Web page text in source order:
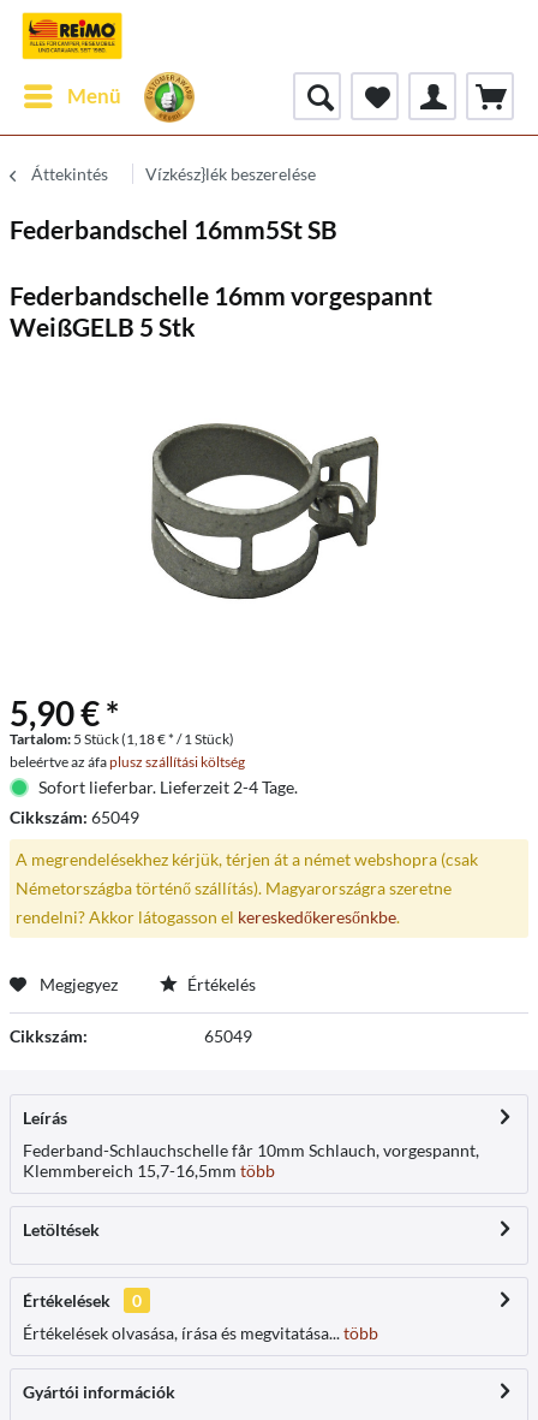
Menü
Áttekintés Vízkész}lék beszerelése
Federbandschel 16mm5St SB
Federbandschelle 16mm vorgespannt
WeißGELB 5 Stk
5,90 € *
Tartalom: 5 Stück (1,18 € * / 1 Stück)
beleértve az áfaplusz szállítási költség
Sofort lieferbar. Lieferzeit 2-4 Tage.
Cikkszám: 65049
A megrendelésekhez kérjük, térjen át a német webshopra (csak
Németországba történő szállítás). Magyarországra szeretne
rendelni? Akkor látogasson el kereskedőkeresőnkbe.
Megjegyez Értékelés
Cikkszám: 65049
Leírás
Federband-Schlauchschelle får 10mm Schlauch, vorgespannt,
Klemmbereich 15,7-16,5mm több
Letöltések
Értékelések
0
Értékelések olvasása, írása és megvitatása...több
Gyártói információk